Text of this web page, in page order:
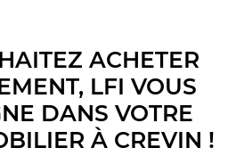
ACHETER
LFI VOUS
DANS VOTRE
À CREVIN !